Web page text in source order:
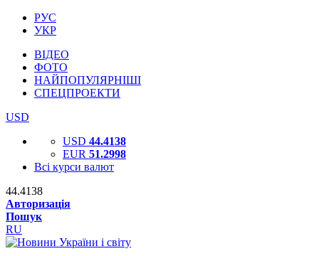
РУС
УКР
ВІДЕО
ФОТО
НАЙПОПУЛЯРНІШІ
СПЕЦПРОЕКТИ
USD
USD 44.4138
EUR 51.2998
Всі курси валют
44.4138
Авторизація
Пошук
RU